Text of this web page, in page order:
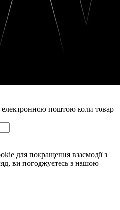
поштою коли товар
для покращення взаємодії з
ви погоджуєтесь з нашою